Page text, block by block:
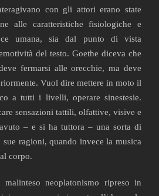
con gli attori erano state
alle caratteristiche fisiologiche e
umana, sia dal punto di vista
del testo. Goethe diceva che
fermarsi alle orecchie, ma deve
Vuol dire mettere in moto il
a tutti i livelli, operare sinestesie.
sensazioni tattili, olfattive, visive e
– e si ha tuttora – una sorta di
ragioni, quando invece la musica
corpo.
neoplatonismo ripreso in